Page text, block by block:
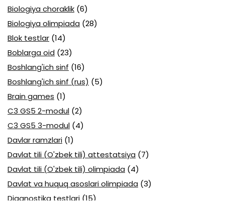
Biologiya choraklik (6)
Biologiya olimpiada (28)
Blok testlar (14)
Boblarga oid (23)
Boshlang'ich sinf (16)
Boshlang'ich sinf (rus) (5)
Brain games (1)
C3 GS5 2-modul (2)
C3 GS5 3-modul (4)
Davlar ramzlari (1)
Davlat tili (O'zbek tili) attestatsiya (7)
Davlat tili (O'zbek tili) olimpiada (4)
Davlat va huquq asoslari olimpiada (3)
Diagnostika testlari (15)